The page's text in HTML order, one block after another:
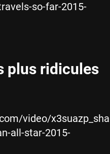
so-far-2015-
plus ridicules
video/
all-star-2015-